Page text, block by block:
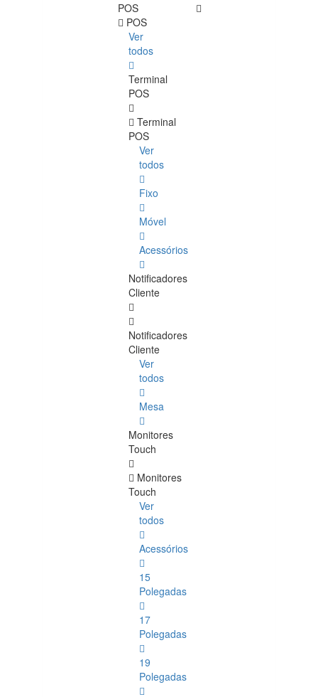
POS
POS
Ver
todos
Terminal
POS
Terminal
POS
Ver
todos
Fixo
Móvel
Acessórios
Notificadores
Cliente
Notificadores
Cliente
Ver
todos
Mesa
Monitores
Touch
Monitores
Touch
Ver
todos
Acessórios
15
Polegadas
17
Polegadas
19
Polegadas